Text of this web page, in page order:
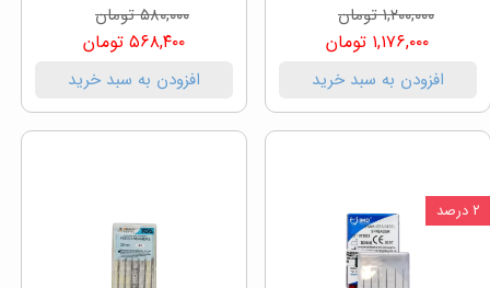
۱,۲۰۰,۰۰۰ تومان
۱,۱۷۶,۰۰۰ تومان
افزودن به سبد خرید
۵۸۰,۰۰۰ تومان
۵۶۸,۴۰۰ تومان
افزودن به سبد خرید
۲ درصد